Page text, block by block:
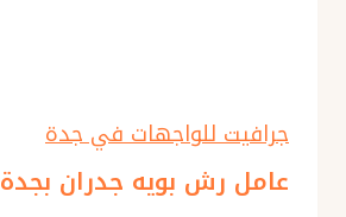
جرافيت للواجهات في جدة
عامل رش بويه جدران بجدة